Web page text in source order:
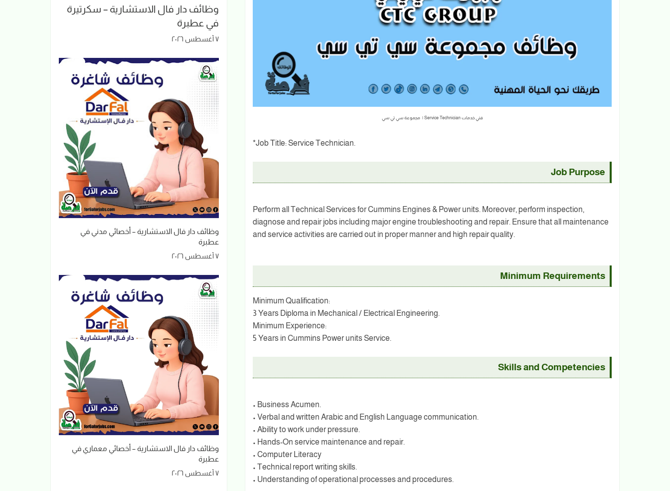
فني خدمات Service Technician | مجموعة سي تي سي
*Job Title: Service Technician.
Job Purpose
Perform all Technical Services for Cummins Engines & Power units. Moreover, perform inspection,
diagnose and repair jobs including major engine troubleshooting and repair. Ensure that all maintenance
and service activities are carried out in proper manner and high repair quality.
Minimum Requirements
Minimum Qualification:
3 Years Diploma in Mechanical / Electrical Engineering.
Minimum Experience:
5 Years in Cummins Power units Service.
Skills and Competencies
• Business Acumen.
• Verbal and written Arabic and English Language communication.
• Ability to work under pressure.
• Hands-On service maintenance and repair.
• Computer Literacy
• Technical report writing skills.
• Understanding of operational processes and procedures.
وظائف دار فال الاستشارية – سكرتيرة
في عطبرة
٧ أغسطس ٢٠٢٦
وظائف دار فال الاستشارية – أخصائي مدني في
عطبرة
٧ أغسطس ٢٠٢٦
وظائف دار فال الاستشارية – أخصائي معماري في
عطبرة
٧ أغسطس ٢٠٢٦